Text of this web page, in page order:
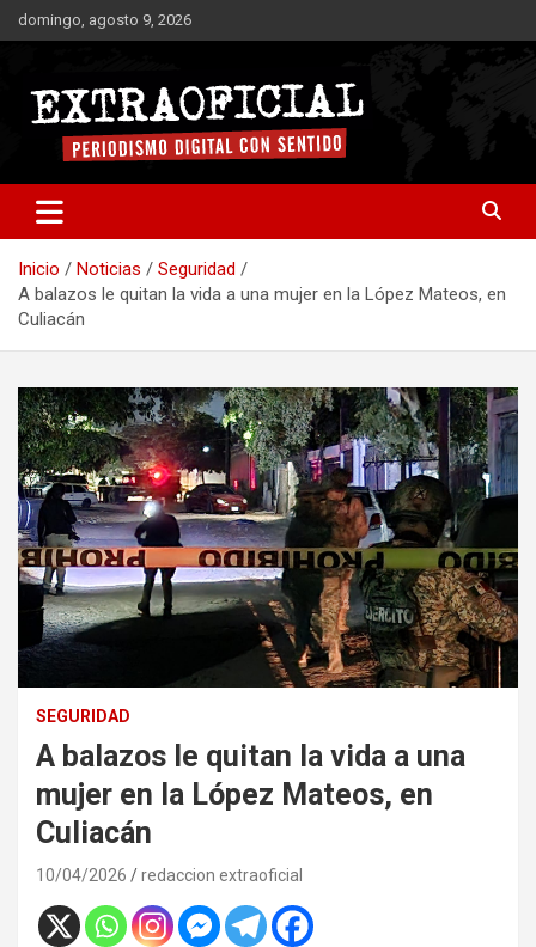
Saltar
al
domingo, agosto 9, 2026
Extraoficial
Inicio Noticias
Seguridad
A balazos le quitan la vida a una mujer en la López Mateos, en
Culiacán
SEGURIDAD
A balazos le quitan la vida a una
mujer en la López Mateos, en
Culiacán
10/04/2026 redaccion extraoficial